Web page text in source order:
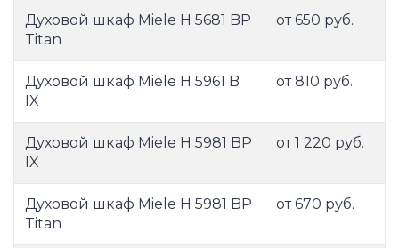
Духовой шкаф Miele H 5681 BP
Titan
от 650 руб.
Духовой шкаф Miele H 5961 B
IX
от 810 руб.
Духовой шкаф Miele H 5981 BP
IX
от 1 220 руб.
Духовой шкаф Miele H 5981 BP
Titan
от 670 руб.